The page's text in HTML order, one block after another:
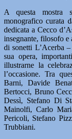
A questa mostra
monografico curata
dedicata a Cecco
insegnante, filosofo e
di sonetti L’Acerba
sua opera,
illustrarne la
l’occasione. Tra
Barni, Davide
Bertocci, Bruno
Dessì, Stefano Di
Mainolfi, Carlo
Pericoli, Stefano
Trubbiani.